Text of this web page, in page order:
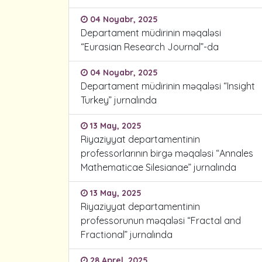
04 Noyabr, 2025
Departament müdirinin məqaləsi
“Eurasian Research Journal”-da
04 Noyabr, 2025
Departament müdirinin məqaləsi “Insight
Turkey” jurnalında
13 May, 2025
Riyaziyyat departamentinin
professorlarının birgə məqaləsi “Annales
Mathematicae Silesianae” jurnalında
13 May, 2025
Riyaziyyat departamentinin
professorunun məqaləsi “Fractal and
Fractional” jurnalında